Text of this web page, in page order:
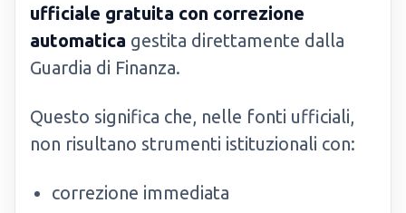
ufficiale gratuita con correzione
automatica gestita direttamente dalla
Guardia di Finanza.
Questo significa che, nelle fonti ufficiali,
non risultano strumenti istituzionali con:
correzione immediata